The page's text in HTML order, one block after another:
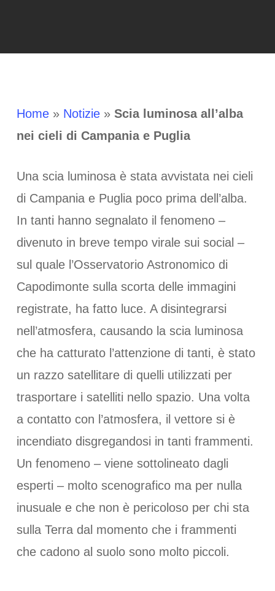
Home» Notizie» Scia luminosa all’alba
nei cieli di Campania e Puglia
Una scia luminosa è stata avvistata nei cieli
di Campania e Puglia poco prima dell’alba.
In tanti hanno segnalato il fenomeno –
divenuto in breve tempo virale sui social –
sul quale l’Osservatorio Astronomico di
Capodimonte sulla scorta delle immagini
registrate, ha fatto luce. A disintegrarsi
nell’atmosfera, causando la scia luminosa
che ha catturato l’attenzione di tanti, è stato
un razzo satellitare di quelli utilizzati per
trasportare i satelliti nello spazio. Una volta
a contatto con l’atmosfera, il vettore si è
incendiato disgregandosi in tanti frammenti.
Un fenomeno – viene sottolineato dagli
esperti – molto scenografico ma per nulla
inusuale e che non è pericoloso per chi sta
sulla Terra dal momento che i frammenti
che cadono al suolo sono molto piccoli.